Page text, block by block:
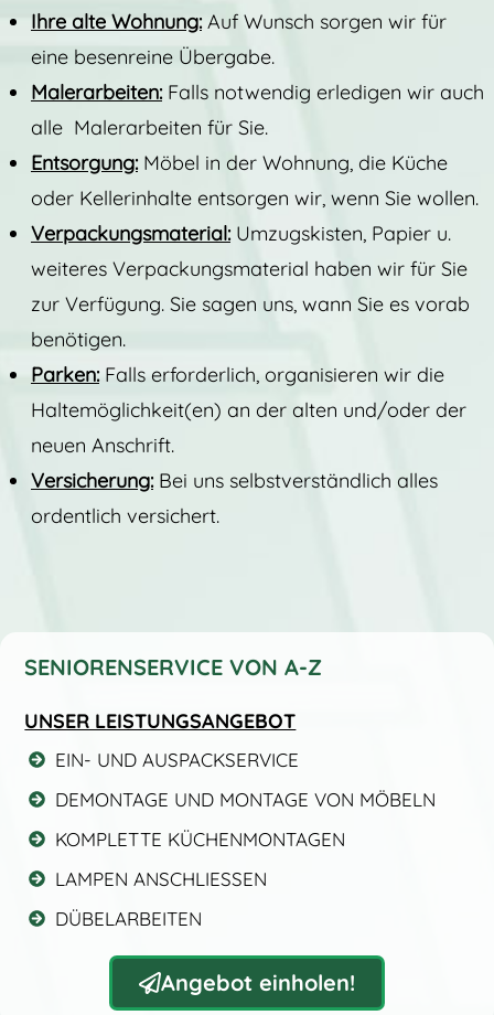
Ihre alte Wohnung:Auf Wunsch sorgen wir für
eine besenreine Übergabe.
Malerarbeiten:Falls notwendig erledigen wir auch
alle Malerarbeiten für Sie.
Entsorgung: Möbel in der Wohnung, die Küche
oder Kellerinhalte entsorgen wir, wenn Sie wollen.
Verpackungsmaterial:Umzugskisten, Papier u.
weiteres Verpackungsmaterial haben wir für Sie
zur Verfügung. Sie sagen uns, wann Sie es vorab
benötigen.
Parken:Falls erforderlich, organisieren wir die
Haltemöglichkeit(en) an der alten und/oder der
neuen Anschrift.
Versicherung:Bei uns selbstverständlich alles
ordentlich versichert.
SENIORENSERVICE VON A-Z
UNSER LEISTUNGSANGEBOT
EIN- UND AUSPACKSERVICE
DEMONTAGE UND MONTAGE VON MÖBELN
KOMPLETTE KÜCHENMONTAGEN
LAMPEN ANSCHLIESSEN
DÜBELARBEITEN
Angebot einholen!